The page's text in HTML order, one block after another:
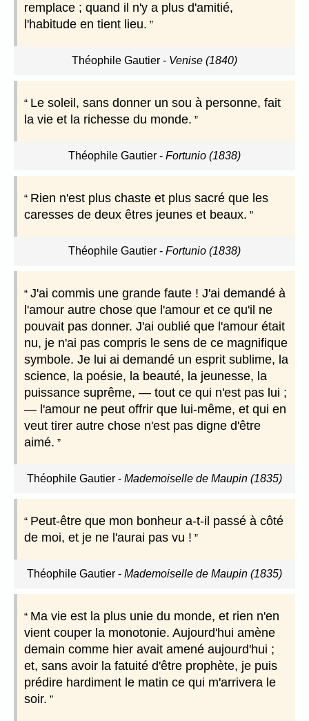
remplace ; quand il n'y a plus d'amitié,
l'habitude en tient lieu.
Théophile Gautier - Venise (1840)
Le soleil, sans donner un sou à personne, fait
la vie et la richesse du monde.
Théophile Gautier - Fortunio (1838)
Rien n'est plus chaste et plus sacré que les
caresses de deux êtres jeunes et beaux.
Théophile Gautier - Fortunio (1838)
J'ai commis une grande faute ! J'ai demandé à
l'amour autre chose que l'amour et ce qu'il ne
pouvait pas donner. J'ai oublié que l'amour était
nu, je n'ai pas compris le sens de ce magnifique
symbole. Je lui ai demandé un esprit sublime, la
science, la poésie, la beauté, la jeunesse, la
puissance suprême, — tout ce qui n'est pas lui ;
— l'amour ne peut offrir que lui-même, et qui en
veut tirer autre chose n'est pas digne d'être
aimé.
Théophile Gautier - Mademoiselle de Maupin (1835)
Peut-être que mon bonheur a-t-il passé à côté
de moi, et je ne l'aurai pas vu !
Théophile Gautier - Mademoiselle de Maupin (1835)
Ma vie est la plus unie du monde, et rien n'en
vient couper la monotonie. Aujourd'hui amène
demain comme hier avait amené aujourd'hui ;
et, sans avoir la fatuité d'être prophète, je puis
prédire hardiment le matin ce qui m'arrivera le
soir.